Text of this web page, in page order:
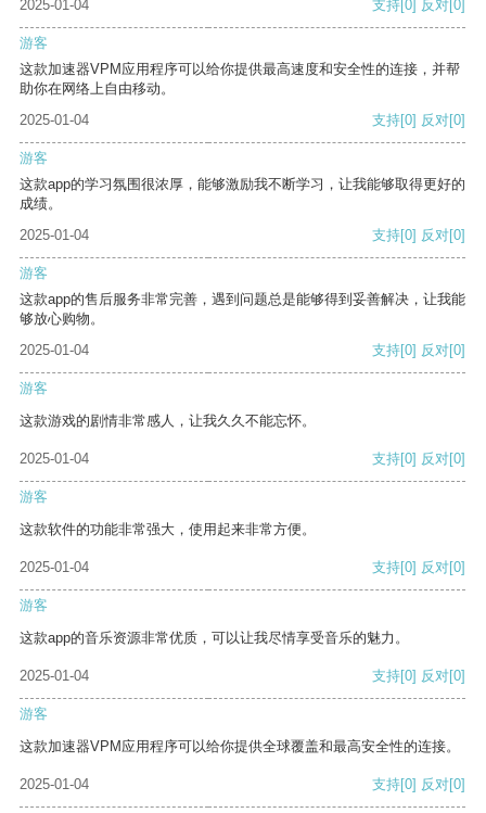
2025-01-04
支持[0] 反对[0]
游客
这款加速器VPM应用程序可以给你提供最高速度和安全性的连接，并帮
助你在网络上自由移动。
2025-01-04
支持[0] 反对[0]
游客
这款app的学习氛围很浓厚，能够激励我不断学习，让我能够取得更好的
成绩。
2025-01-04
支持[0] 反对[0]
游客
这款app的售后服务非常完善，遇到问题总是能够得到妥善解决，让我能
够放心购物。
2025-01-04
支持[0] 反对[0]
游客
这款游戏的剧情非常感人，让我久久不能忘怀。
2025-01-04 支持[0] 反对[0]
游客
这款软件的功能非常强大，使用起来非常方便。
2025-01-04 支持[0] 反对[0]
游客
这款app的音乐资源非常优质，可以让我尽情享受音乐的魅力。
2025-01-04 支持[0] 反对[0]
游客
这款加速器VPM应用程序可以给你提供全球覆盖和最高安全性的连接。
2025-01-04 支持[0] 反对[0]